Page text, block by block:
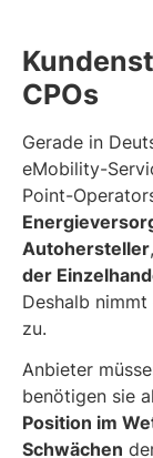
CPOs
Gerade in
eMobility-
Point-
Autohersteller
der
Deshalb nimmt
zu.
Anbieter
benötigen sie
Position im
Schwächen